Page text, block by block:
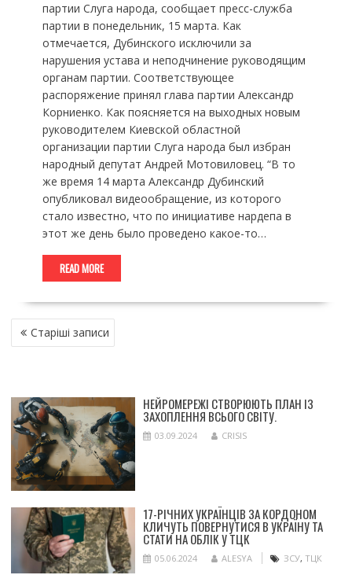
партии Слуга народа, сообщает пресс-служба
партии в понедельник, 15 марта. Как
отмечается, Дубинского исключили за
нарушения устава и неподчинение руководящим
органам партии. Соответствующее
распоряжение принял глава партии Александр
Корниенко. Как поясняется на выходных новым
руководителем Киевской областной
организации партии Слуга народа был избран
народный депутат Андрей Мотовиловец. “В то
же время 14 марта Александр Дубинский
опубликовал видеообращение, из которого
стало известно, что по инициативе нардепа в
этот же день было проведено какое-то…
READ MORE
НАВІГАЦІЯ
ЗА Старіші записи
НЕЙРОМЕРЕЖІ СТВОРЮЮТЬ ПЛАН ІЗ
ЗАХОПЛЕННЯ ВСЬОГО СВІТУ.
03.09.2024 CRISIS
17-РІЧНИХ УКРАЇНЦІВ ЗА КОРДОНОМ
КЛИЧУТЬ ПОВЕРНУТИСЯ В УКРАЇНУ ТА
СТАТИ НА ОБЛІК У ТЦК
05.06.2024 ALESYA ЗСУ, ТЦК